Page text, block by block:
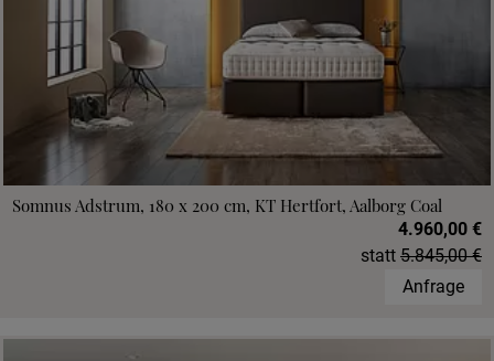
Somnus Adstrum, 180 x 200 cm, KT Hertfort, Aalborg Coal
4.960,00 €
statt 5.845,00 €
Anfrage